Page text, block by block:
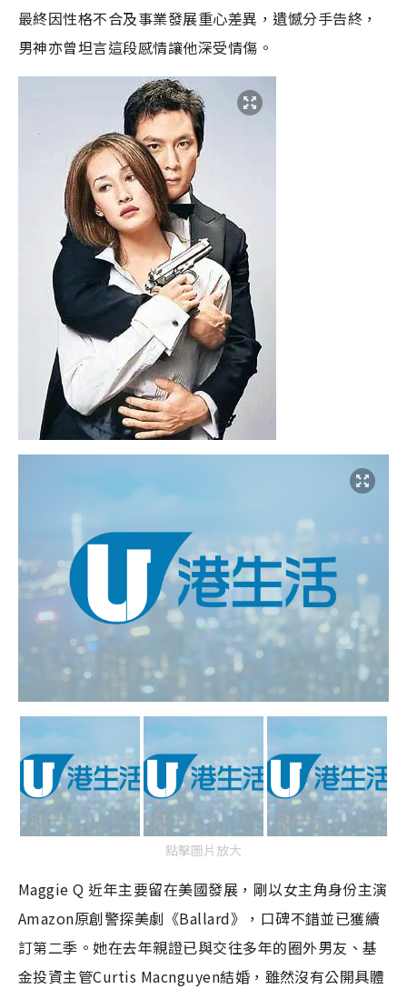
最終因性格不合及事業發展重心差異，遺憾分手告終，
男神亦曾坦言這段感情讓他深受情傷。
點擊圖片放大
Maggie Q 近年主要留在美國發展，剛以女主角身份主演
Amazon原創警探美劇《Ballard》，口碑不錯並已獲續
訂第二季。她在去年親證已與交往多年的圈外男友、基
金投資主管Curtis Macnguyen結婚，雖然沒有公開具體